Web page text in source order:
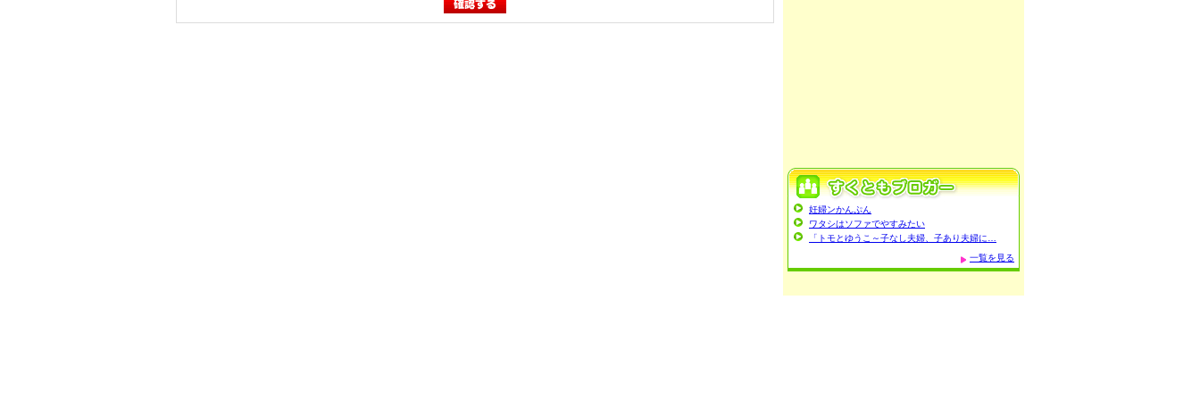
妊婦ンかんぷん
ワタシはソファでやすみたい
「トモとゆうこ～子なし夫婦、子あり夫婦に…
一覧を見る